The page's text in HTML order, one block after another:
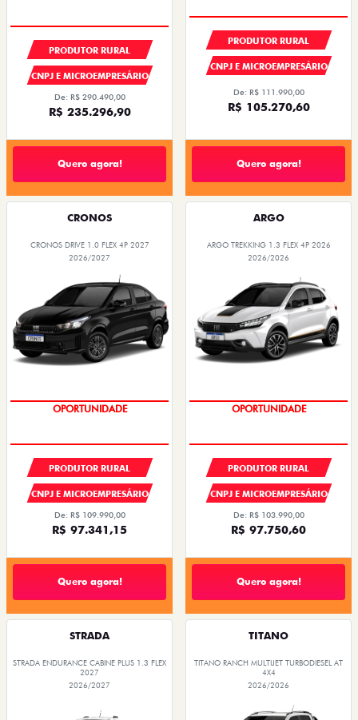
PRODUTOR RURAL
CNPJ E MICROEMPRESÁRIO
De: R$ 290.490,00
R$ 235.296,90
Quero agora!
PRODUTOR RURAL
CNPJ E MICROEMPRESÁRIO
De: R$ 111.990,00
R$ 105.270,60
Quero agora!
CRONOS
CRONOS DRIVE 1.0 FLEX 4P 2027
2026/2027
OPORTUNIDADE
PRODUTOR RURAL
CNPJ E MICROEMPRESÁRIO
De: R$ 109.990,00
R$ 97.341,15
Quero agora!
ARGO
ARGO TREKKING 1.3 FLEX 4P 2026
2026/2026
CONDIÇÃO IMPERDÍVEL
PRODUTOR RURAL
CNPJ E MICROEMPRESÁRIO
De: R$ 103.990,00
R$ 97.750,60
Quero agora!
STRADA
STRADA ENDURANCE CABINE PLUS 1.3 FLEX
2027
2026/2027
TITANO
TITANO RANCH MULTIJET TURBODIESEL AT
4X4
2026/2026